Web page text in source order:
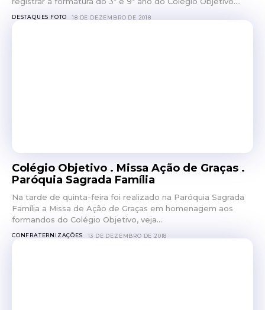
DESTAQUES FOTO 18 DE DEZEMBRO DE 2018
Colégio Objetivo . Missa Ação de Graças .
Paróquia Sagrada Família
Na tarde de quinta-feira foi realizado na Paróquia Sagrada
Família a Missa de Ação de Graças em homenagem aos
formandos do Colégio Objetivo, veja...
CONFRATERNIZAÇÕES 13 DE DEZEMBRO DE 2018